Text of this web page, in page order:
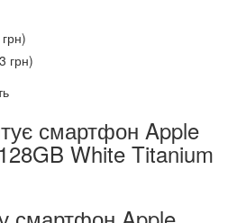
грн)
смартфон Apple
White Titanium